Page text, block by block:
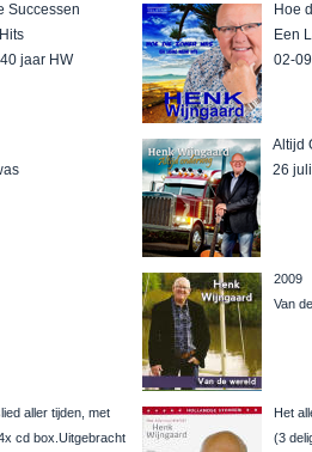
Successen
jaar HW
Hoe
Een
02-
Altijd
26
2009
Van
aller tijden, met
cd box.Uitgebracht
Het
(3